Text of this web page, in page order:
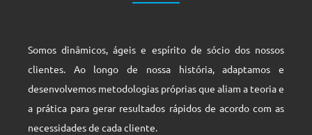
Somos dinâmicos, ágeis e espírito de sócio dos nossos
clientes. Ao longo de nossa história, adaptamos e
desenvolvemos metodologias próprias que aliam a teoria e
a prática para gerar resultados rápidos de acordo com as
necessidades de cada cliente.